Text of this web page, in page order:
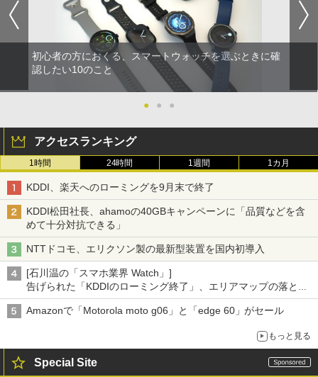
初心者の方におくる、スマートウォッチを選ぶときに確
認したい10のこと
● ● ●
アクセスランキング
1時間 24時間 1週間 1カ月
KDDI、楽天へのローミングを9月末で終了
KDDI松田社長、ahamoの40GBキャンペーンに「品質などを含
めて十分対抗できる」
NTTドコモ、エリクソン製の最新型装置を国内初導入
[石川温の「スマホ業界 Watch」]
告げられた「KDDIのローミング終了」、エリアマップの落とし
穴と楽天モバイルの課題
Amazonで「Motorola moto g06」と「edge 60」がセール
もっと見る
Special Site